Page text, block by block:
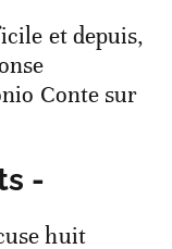
et depuis,
Conte sur
-
huit